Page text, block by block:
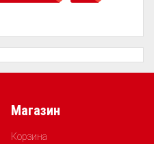
Магазин
Корзина